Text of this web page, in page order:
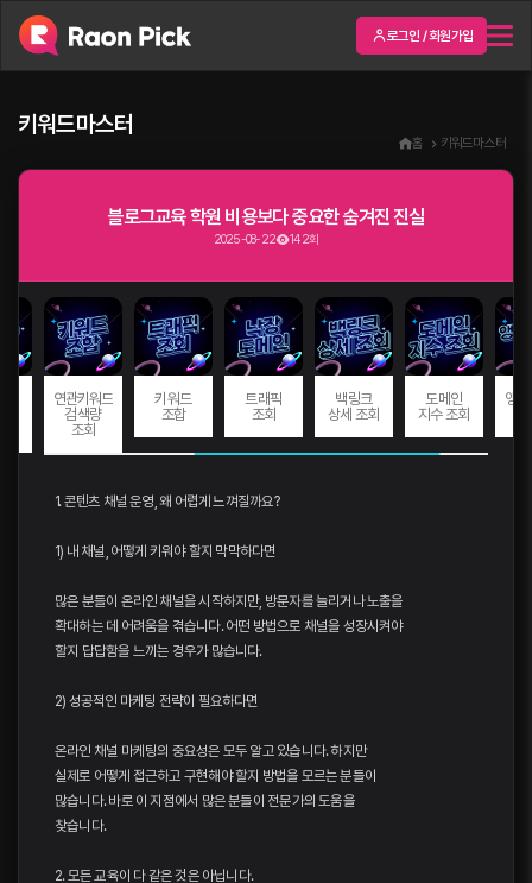
로그인 / 회원가입
키워드마스터
홈 키워드마스터
블로그교육 학원 비용보다 중요한 숨겨진 진실
2025-08-22 142회
연관키워드
검색량
조회
키워드
조합
트래픽
조회
백링크
상세 조회
도메인
지수 조회
앵
1. 콘텐츠 채널 운영, 왜 어렵게 느껴질까요?
1) 내 채널, 어떻게 키워야 할지 막막하다면
많은 분들이 온라인 채널을 시작하지만, 방문자를 늘리거나 노출을
확대하는 데 어려움을 겪습니다. 어떤 방법으로 채널을 성장시켜야
할지 답답함을 느끼는 경우가 많습니다.
2) 성공적인 마케팅 전략이 필요하다면
온라인 채널 마케팅의 중요성은 모두 알고 있습니다. 하지만
실제로 어떻게 접근하고 구현해야 할지 방법을 모르는 분들이
많습니다. 바로 이 지점에서 많은 분들이 전문가의 도움을
찾습니다.
2. 모든 교육이 다 같은 것은 아닙니다.